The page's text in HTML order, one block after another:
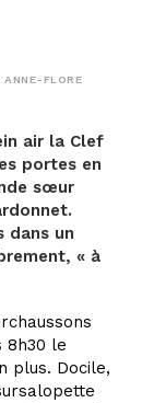
ANNE-FLORE
air la Clef
portes en
sœur
dans un
« à
8h30 le
plus. Docile,